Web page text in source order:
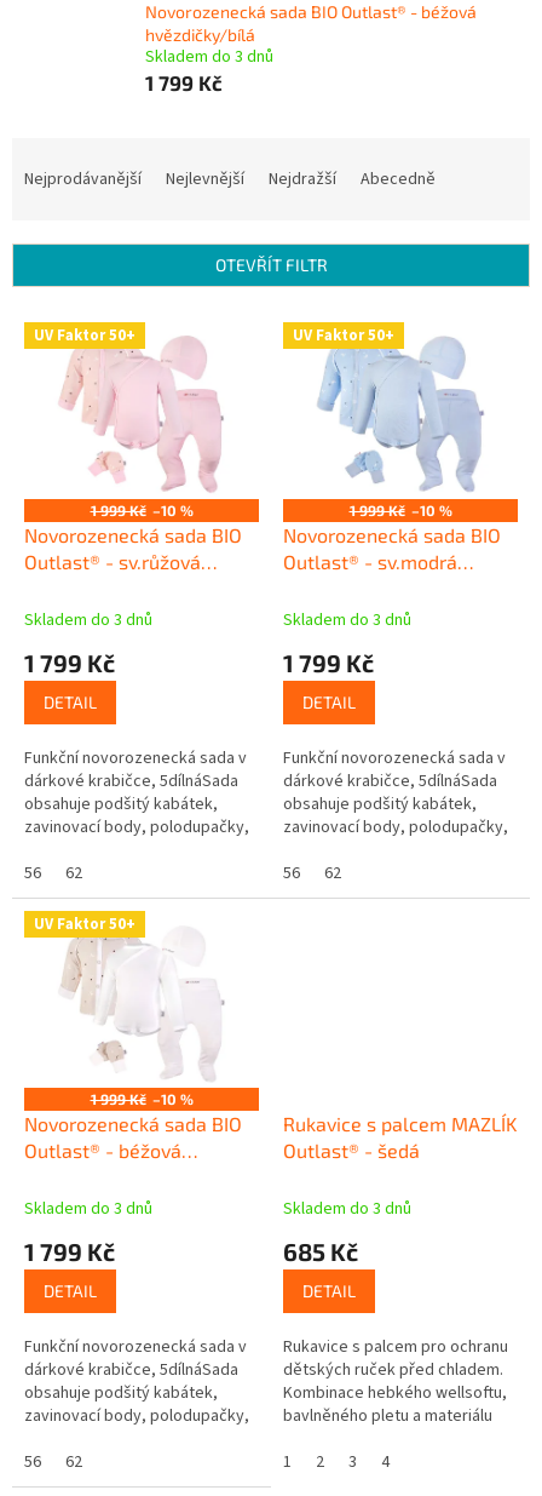
Novorozenecká sada BIO Outlast® - béžová
hvězdičky/bílá
Skladem do 3 dnů
1 799 Kč
í
Nejprodávanější Nejlevnější Nejdražší Abecedně
OTEVŘÍT FILTR
V UV Faktor 50+
1 999 Kč –10 %
Novorozenecká sada BIO
Outlast® - sv.růžová
Skladem do 3 dnů
1 799 Kč
DETAIL
Funkční novorozenecká sada v
dárkové krabičce, 5dílnáSada
obsahuje podšitý kabátek,
zavinovací body, polodupačky,
sada pro novorozené...
56 62
UV Faktor 50+
1 999 Kč –10 %
Novorozenecká sada BIO
Outlast® - sv.modrá
Skladem do 3 dnů
1 799 Kč
DETAIL
Funkční novorozenecká sada v
dárkové krabičce, 5dílnáSada
obsahuje podšitý kabátek,
zavinovací body, polodupačky,
sada pro novorozené...
56 62
UV Faktor 50+
1 999 Kč –10 %
Novorozenecká sada BIO
Outlast® - béžová
Skladem do 3 dnů
1 799 Kč
DETAIL
Funkční novorozenecká sada v
dárkové krabičce, 5dílnáSada
obsahuje podšitý kabátek,
zavinovací body, polodupačky,
sada pro novorozené...
56 62
Rukavice s palcem MAZLÍK
Outlast® - šedá
Skladem do 3 dnů
685 Kč
DETAIL
Rukavice s palcem pro ochranu
dětských ruček před chladem.
Kombinace hebkého wellsoftu,
bavlněného pletu a materiálu
hřejivost, chundelatost a...
1 2 3 4